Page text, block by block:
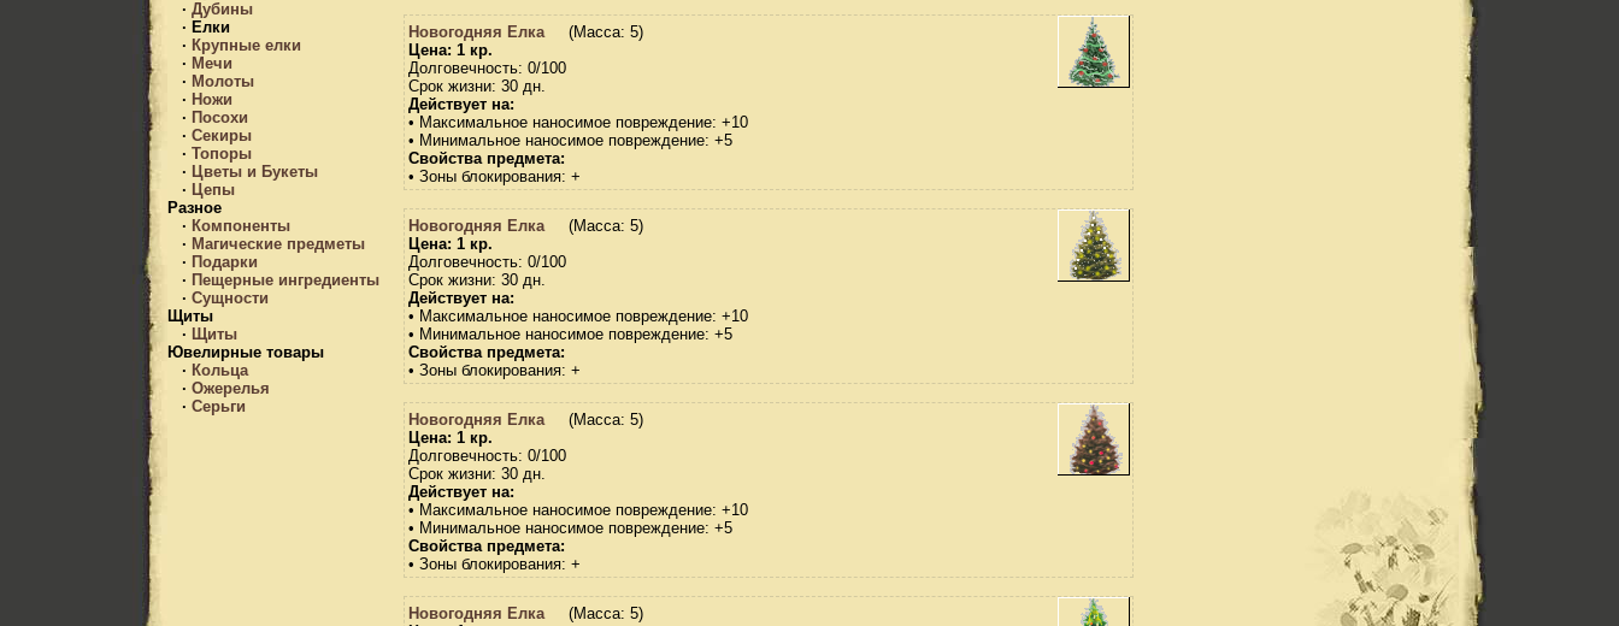
· Дубины
· Елки
· Крупные елки
· Мечи
· Молоты
· Ножи
· Посохи
· Секиры
· Топоры
· Цветы и Букеты
· Цепы
Разное
· Компоненты
· Магические предметы
· Подарки
· Пещерные ингредиенты
· Сущности
Щиты
· Щиты
Ювелирные товары
· Кольца
· Ожерелья
· Серьги
Новогодняя Елка
(Масса: 5)
Цена: 1 кр.
Долговечность: 0/100
Срок жизни: 30 дн.
Действует на:
• Максимальное наносимое повреждение: +10
• Минимальное наносимое повреждение: +5
Свойства предмета:
• Зоны блокирования: +
Новогодняя Елка
(Масса: 5)
Цена: 1 кр.
Долговечность: 0/100
Срок жизни: 30 дн.
Действует на:
• Максимальное наносимое повреждение: +10
• Минимальное наносимое повреждение: +5
Свойства предмета:
• Зоны блокирования: +
Новогодняя Елка
(Масса: 5)
Цена: 1 кр.
Долговечность: 0/100
Срок жизни: 30 дн.
Действует на:
• Максимальное наносимое повреждение: +10
• Минимальное наносимое повреждение: +5
Свойства предмета:
• Зоны блокирования: +
Новогодняя Елка
(Масса: 5)